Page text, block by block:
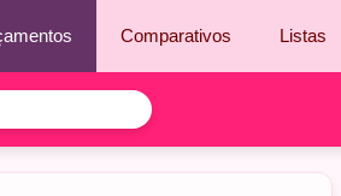
Comparativos Listas